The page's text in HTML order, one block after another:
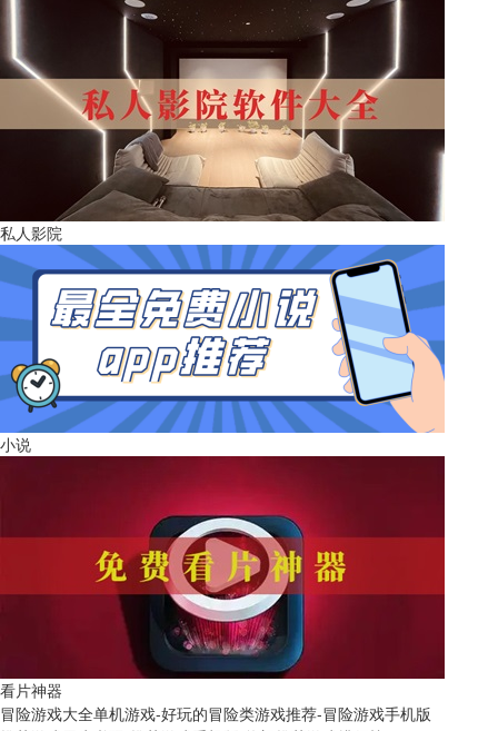
私人影院
小说
看片神器
冒险游戏大全单机游戏-好玩的冒险类游戏推荐-冒险游戏手机版